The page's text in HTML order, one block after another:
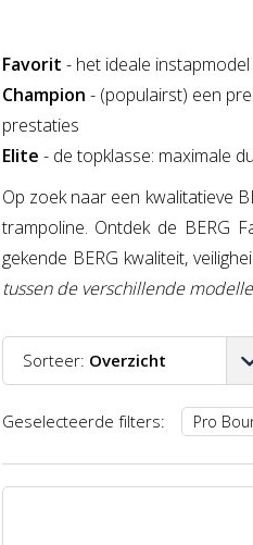
Favorit - het ideale
Champion - (populairst) een
prestaties
Elite - de topklasse: maximale
Op zoek naar een kwalitatieve
trampoline. Ontdek de BERG
gekende BERG kwaliteit,
tussen de verschillende
Sorteer: Overzicht
Prijs laag-hoog
Geselecteerde filters: Pro